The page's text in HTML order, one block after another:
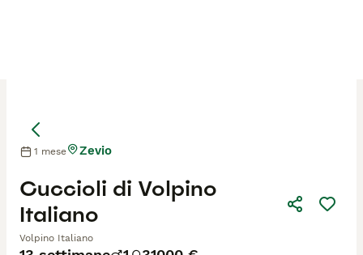
Cuccioli di Volpino
Italiano
Volpino Italiano
1 mese Zevio